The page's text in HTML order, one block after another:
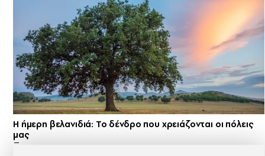
Η ήμερη βελανιδιά: Το δένδρο που χρειάζονται οι πόλεις
μας